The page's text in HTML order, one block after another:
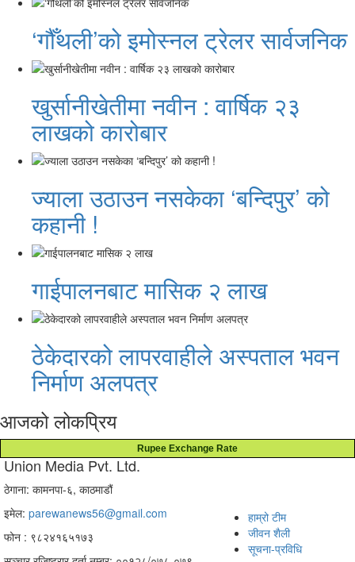
‘गौँथली’को इमोस्नल ट्रेलर सार्वजनिक
खुर्सानीखेतीमा नवीन : वार्षिक २३
लाखको कारोबार
ज्याला उठाउन नसकेका ‘बन्दिपुर’ को
कहानी !
गाईपालनबाट मासिक २ लाख
ठेकेदारको लापरवाहीले अस्पताल भवन
निर्माण अलपत्र
आजको लोकप्रिय
Rupee Exchange Rate
Union Media Pvt. Ltd.
ठेगाना: कामनपा-६, काठमाडौं
इमेल: parewanews56@gmail.com
फोन : ९८२४१६५१७३
हाम्रो टीम
जीवन शैली
सूचना-प्रविधि